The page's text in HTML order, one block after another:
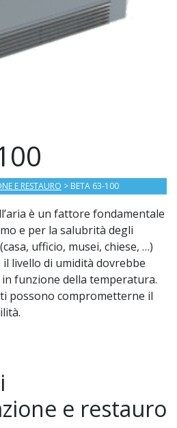
E RESTAURO > BETA 63-100
è un fattore fondamentale
e per la salubrità degli
ufficio, musei, chiese, …)
il livello di umidità dovrebbe
funzione della temperatura.
possono comprometterne il
e restauro